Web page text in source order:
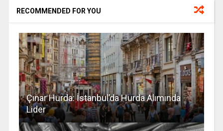
RECOMMENDED FOR YOU
Çınar Hurda: İstanbul’da Hurda Alımında
Lider